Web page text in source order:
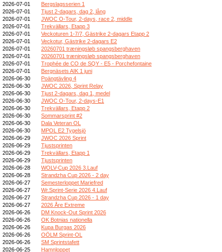
2026-07-01
Bergslagsserien 1
2026-07-01
Tjust 2-dagars, dag 2, lång
2026-07-01
JWOC O-Tour, 2-days, race 2, middle
2026-07-01
Trekvällars, Etapp 3
2026-07-01
Veckoturen 1-7/7, Gästrike 2-dagars Etapp 2
2026-07-01
Veckotur, Gästrike 2-dagars E2
2026-07-01
20260701 træningsløb spangsberghaven
2026-07-01
20260701 træningsløb spangsberghaven
2026-07-01
Trophée de CO de SQY - E5 - Porchefontaine
2026-07-01
Bergnäsets AIK 1 juni
2026-06-30
Poängtävling 4
2026-06-30
JWOC 2026, Sprint Relay
2026-06-30
Tjust 2-dagars, dag 1, medel
2026-06-30
JWOC O-Tour, 2-days-E1
2026-06-30
Trekvällars, Etapp 2
2026-06-30
Sommarsprint #2
2026-06-30
Dala Veteran OL
2026-06-30
MPOL E2 Tygelsjö
2026-06-29
JWOC 2026 Sprint
2026-06-29
Tjustsprinten
2026-06-29
Trekvällars, Etapp 1
2026-06-29
Tjustsprinten
2026-06-28
WOLV-Cup 2026 3.Lauf
2026-06-28
Strandzha Cup 2026 - 2 day
2026-06-27
Semesterloppet Mariefred
2026-06-27
Wr.Sprint-Serie 2026 4.Lauf
2026-06-27
Strandzha Cup 2026 - 1 day
2026-06-27
2026 Åre Extreme
2026-06-26
DM Knock-Out Sprint 2026
2026-06-26
OK Botnias nationella
2026-06-26
Kupa Burgas 2026
2026-06-26
OÖLM Sprint-OL
2026-06-26
SM Sprintstafett
2026-06-25
Hamnloppet